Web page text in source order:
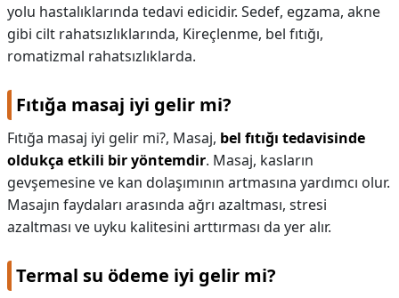
yolu hastalıklarında tedavi edicidir. Sedef, egzama, akne
gibi cilt rahatsızlıklarında, Kireçlenme, bel fıtığı,
romatizmal rahatsızlıklarda.
Fıtığa masaj iyi gelir mi?
Fıtığa masaj iyi gelir mi?, Masaj, bel fıtığı tedavisinde
oldukça etkili bir yöntemdir. Masaj, kasların
gevşemesine ve kan dolaşımının artmasına yardımcı olur.
Masajın faydaları arasında ağrı azaltması, stresi
azaltması ve uyku kalitesini arttırması da yer alır.
Termal su ödeme iyi gelir mi?